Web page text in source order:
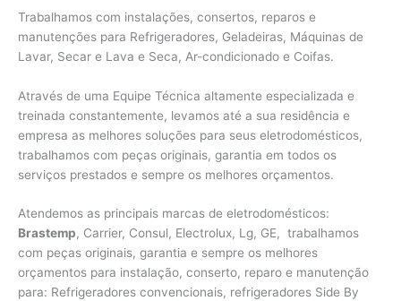
Trabalhamos com instalações, consertos, reparos e
manutenções para Refrigeradores, Geladeiras, Máquinas de
Lavar, Secar e Lava e Seca, Ar-condicionado e Coifas.
Através de uma Equipe Técnica altamente especializada e
treinada constantemente, levamos até a sua residência e
empresa as melhores soluções para seus eletrodomésticos,
trabalhamos com peças originais, garantia em todos os
serviços prestados e sempre os melhores orçamentos.
Atendemos as principais marcas de eletrodomésticos:
Brastemp, Carrier, Consul, Electrolux, Lg, GE, trabalhamos
com peças originais, garantia e sempre os melhores
orçamentos para instalação, conserto, reparo e manutenção
para: Refrigeradores convencionais, refrigeradores Side By